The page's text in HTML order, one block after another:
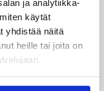
ja analytiikka-
käytät
yhdistää näitä
heille tai joita on